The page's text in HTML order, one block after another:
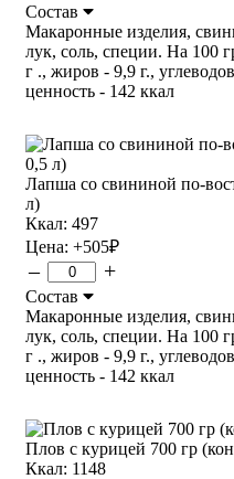
Состав
Макаронные изделия,
лук, соль, специи. На 100
г ., жиров - 9,9 г.,
ценность - 142 ккал
Лапша со свининой по-
л)
Ккал: 497
Цена: +505₽
– +
Состав
Макаронные изделия,
лук, соль, специи. На 100
г ., жиров - 9,9 г.,
ценность - 142 ккал
Плов с курицей 700 гр
Ккал: 1148